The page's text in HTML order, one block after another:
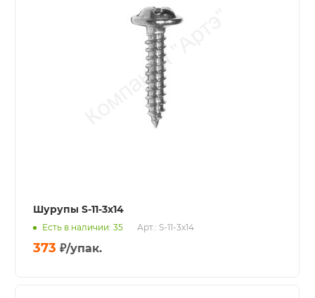
Шурупы S-11-3x14
Есть в наличии: 35 Арт.: S-11-3x14
373 ₽/упак.